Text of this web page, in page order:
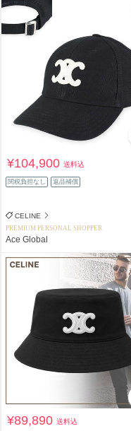
¥104,900送料込
関税負担なし 返品補償
CELINE
PREMIUM PERSONAL SHOPPER
Ace Global
¥89,890送料込